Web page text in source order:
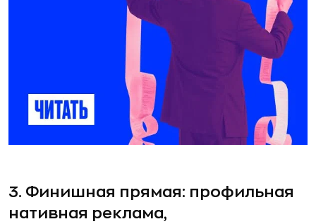
3. Финишная прямая: профильная
нативная реклама,